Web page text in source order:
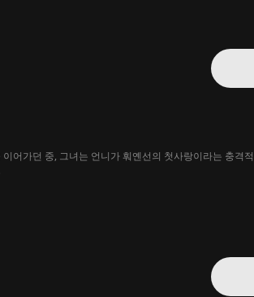
어가던 중, 그녀는 언니가 훠옌선의 첫사랑이라는 충격